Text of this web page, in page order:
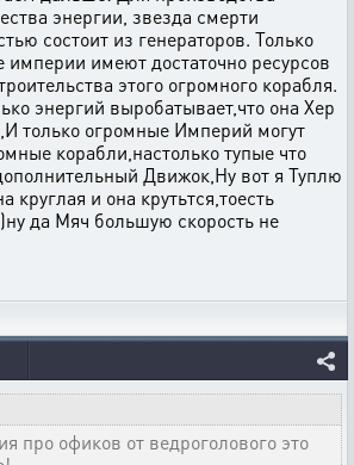
энергии, звезда смерти
состоит из генераторов. Только
имеют достаточно ресурсов
этого огромного корабля.
энергий выробатывает,что она Хер
только огромные Империй могут
корабли,настолько тупые что
Движок,Ну вот я Туплю
круглая и она крутьтся,тоесть
да Мяч большую скорость не
про офиков от ведроголового это